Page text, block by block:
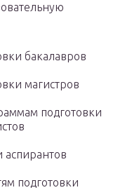
бакалавров
магистров
подготовки
аспирантов
подготовки